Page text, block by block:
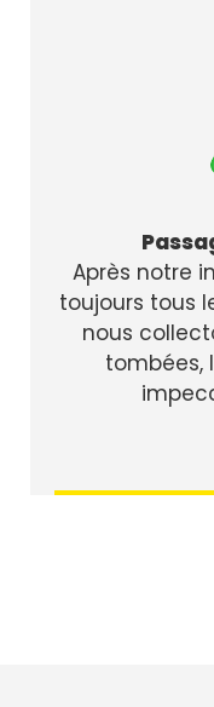
Après notre
toujours tous
nous
tombées,